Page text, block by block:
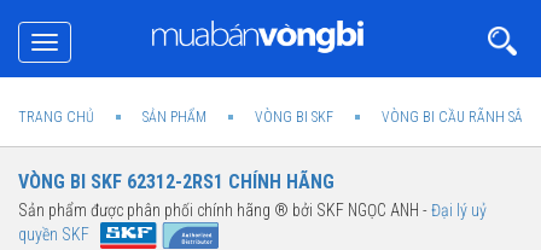
Toggle
navigation
TRANG CHỦ SẢN PHẨM VÒNG BI SKF VÒNG BI CẦU RÃNH SÂU
VÒNG BI SKF 62312-2RS1 CHÍNH HÃNG
Sản phẩm được phân phối chính hãng ® bởi SKF NGỌC ANH -Đại lý uỷ
quyền SKF